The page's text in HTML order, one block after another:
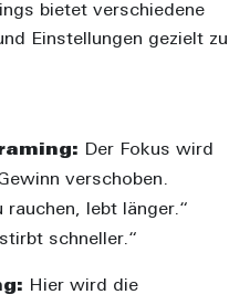
bietet verschiedene
Einstellungen gezielt zu
Der Fokus wird
verschoben.
rauchen, lebt länger.“
schneller.“
Hier wird die